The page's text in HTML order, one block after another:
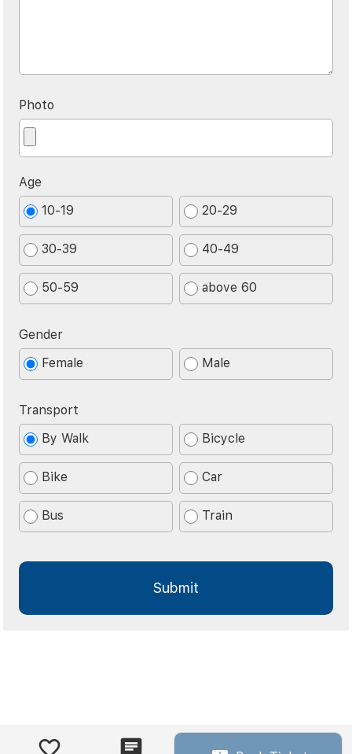
Photo
Age
10-19
20-29
30-39 40-49
50-59 above 60
Gender
Female
Male
Transport
By Walk
Bicycle
Bike Car
Bus Train